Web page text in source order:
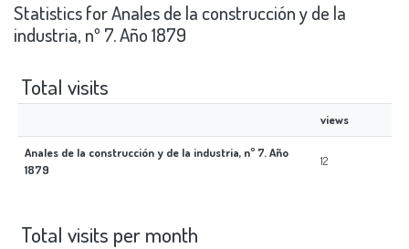
Log In
COLLECTIONS
Statistics for Anales de la construcción y de la
industria, nº 7. Año 1879
Total visits
views
Anales de la construcción y de la industria, nº 7. Año
1879
12
Total visits per month